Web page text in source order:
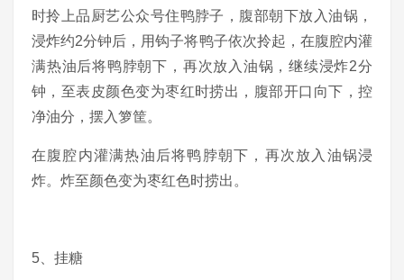
时拎上品厨艺公众号住鸭脖子，腹部朝下放入油锅，
浸炸约2分钟后，用钩子将鸭子依次拎起，在腹腔内灌
满热油后将鸭脖朝下，再次放入油锅，继续浸炸2分
钟，至表皮颜色变为枣红时捞出，腹部开口向下，控
净油分，摆入箩筐。
在腹腔内灌满热油后将鸭脖朝下，再次放入油锅浸
炸。炸至颜色变为枣红色时捞出。
5、挂糖